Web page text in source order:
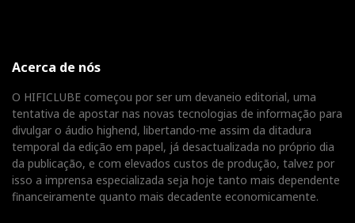
Acerca de nós
O HIFICLUBE começou por ser um devaneio editorial, uma
tentativa de apostar nas novas tecnologias de informação para
divulgar o áudio highend, libertando-me assim da ditadura
temporal da edição em papel, já desactualizada no próprio dia
da publicação, e com elevados custos de produção, talvez por
isso a imprensa especializada seja hoje tanto mais dependente
financeiramente quanto mais decadente economicamente.